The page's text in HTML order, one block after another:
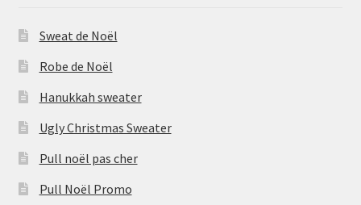
Sweat de Noël
Robe de Noël
Hanukkah sweater
Ugly Christmas Sweater
Pull noël pas cher
Pull Noël Promo